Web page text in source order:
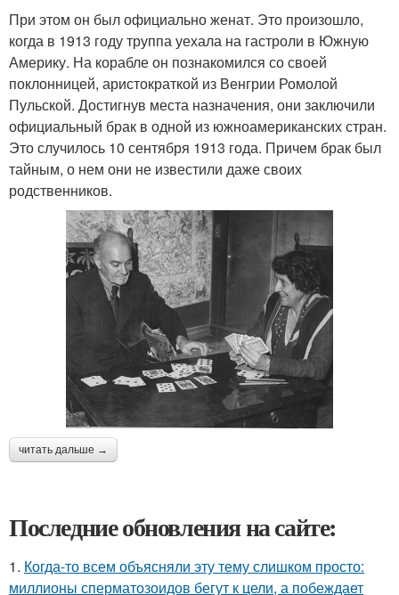
При этом он был официально женат. Это произошло,
когда в 1913 году труппа уехала на гастроли в Южную
Америку. На корабле он познакомился со своей
поклонницей, аристократкой из Венгрии Ромолой
Пульской. Достигнув места назначения, они заключили
официальный брак в одной из южноамериканских стран.
Это случилось 10 сентября 1913 года. Причем брак был
тайным, о нем они не известили даже своих
родственников.
читать дальше →
Последние обновления на сайте:
1. Когда-то всем объясняли эту тему слишком просто:
миллионы сперматозоидов бегут к цели, а побеждает